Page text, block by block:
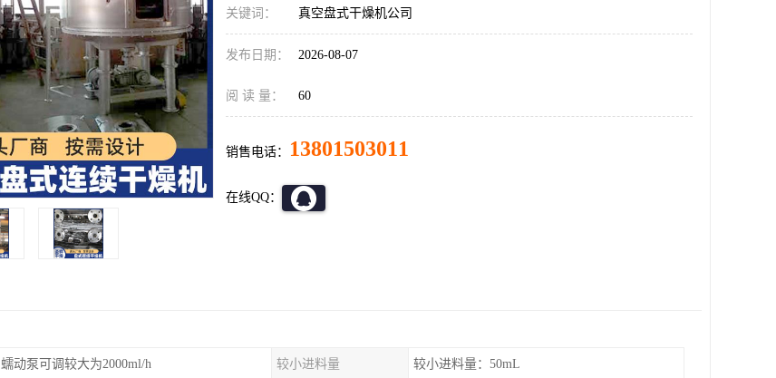
关键词： 真空盘式干燥机公司
发布日期： 2026-08-07
阅 读 量： 60
销售电话： 13801503011
在线QQ：
蠕动泵可调较大为2000ml/h 较小进料量 较小进料量：50mL